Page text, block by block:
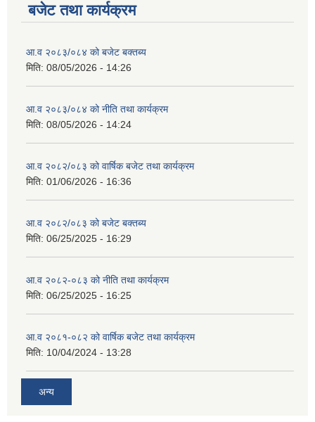
बजेट तथा कार्यक्रम
आ.व २०८३/०८४ को बजेट बक्तब्य
मिति: 08/05/2026 - 14:26
आ.व २०८३/०८४ को नीति तथा कार्यक्रम
मिति: 08/05/2026 - 14:24
आ.व २०८२/०८३ को वार्षिक बजेट तथा कार्यक्रम
मिति: 01/06/2026 - 16:36
आ.व २०८२/०८३ को बजेट बक्तब्य
मिति: 06/25/2025 - 16:29
आ.व २०८२-०८३ को नीति तथा कार्यक्रम
मिति: 06/25/2025 - 16:25
आ.व २०८१-०८२ को वार्षिक बजेट तथा कार्यक्रम
मिति: 10/04/2024 - 13:28
अन्य